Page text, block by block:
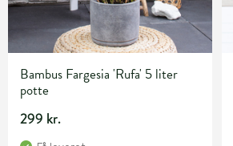
Bambus Fargesia 'Rufa' 5 liter
potte
299 kr.